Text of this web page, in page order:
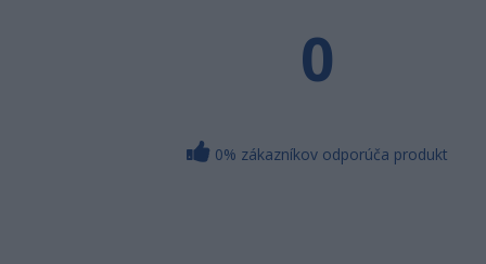
0
0% zákazníkov odporúča produkt